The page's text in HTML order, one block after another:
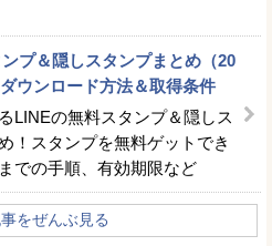
ンプ＆隠しスタンプまとめ（20
ウンロード方法＆取得条件
LINEの無料スタンプ＆隠しス
！スタンプを無料ゲットでき
での手順、有効期限など
をぜんぶ見る